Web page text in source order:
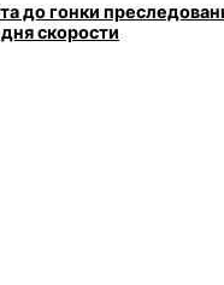
до гонки
скорости